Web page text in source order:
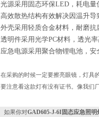
光源采用固态环保LED，耗电量
高效散热结构有效解决因温升
外壳采用轻质合金材料，耐磨抗
透明件采用光学PC材料，透光
应急电源采用聚合物锂电池，
在采购的时候一定要擦亮眼镜，灯具
要注意看这款灯有没有证书。像我们
如果你对GAD605-J-6I固态应急照明